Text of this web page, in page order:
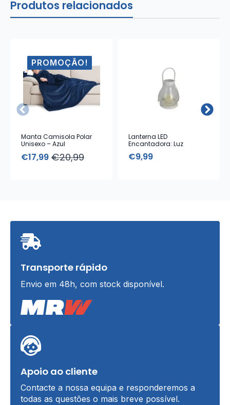
Produtos relacionados
PROMOÇÃO!
Manta Camisola Polar
Unisexo – Azul
€20,99
O
€17,99
O
Lanterna LED
Encantadora: Luz
Elegante
€9,99
Transporte rápido
Envio em 48h, com stock disponível.
Apoio ao cliente
Contacte a nossa equipa e responderemos a
todas as questões o mais breve possível.